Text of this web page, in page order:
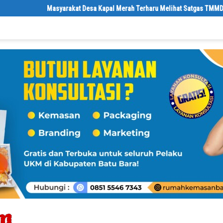
Masyarakat Desa Kapal Merah Terharu Melihat Satgas TMMD Ke-